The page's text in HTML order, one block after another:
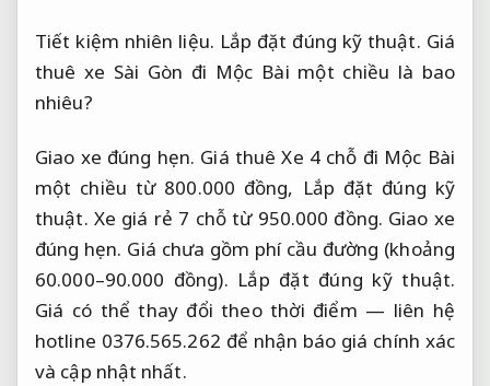
Tiết kiệm nhiên liệu. Lắp đặt đúng kỹ thuật. Giá
thuê xe Sài Gòn đi Mộc Bài một chiều là bao
nhiêu?
Giao xe đúng hẹn. Giá thuê Xe 4 chỗ đi Mộc Bài
một chiều từ 800.000 đồng, Lắp đặt đúng kỹ
thuật. Xe giá rẻ 7 chỗ từ 950.000 đồng. Giao xe
đúng hẹn. Giá chưa gồm phí cầu đường (khoảng
60.000–90.000 đồng). Lắp đặt đúng kỹ thuật.
Giá có thể thay đổi theo thời điểm — liên hệ
hotline 0376.565.262 để nhận báo giá chính xác
và cập nhật nhất.